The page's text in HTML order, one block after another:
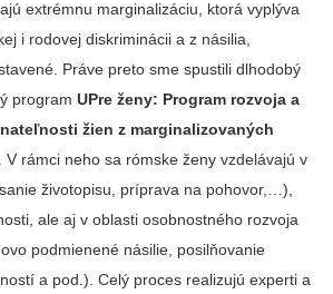
extrémnu marginalizáciu, ktorá vyplýva
i rodovej diskriminácii a z násilia,
Práve preto sme spustili dlhodobý
program UPre ženy: Program rozvoja a
žien z marginalizovaných
. V rámci neho sa rómske ženy vzdelávajú v
životopisu, príprava na pohovor,…),
ale aj v oblasti osobnostného rozvoja
podmienené násilie, posilňovanie
a pod.). Celý proces realizujú experti a